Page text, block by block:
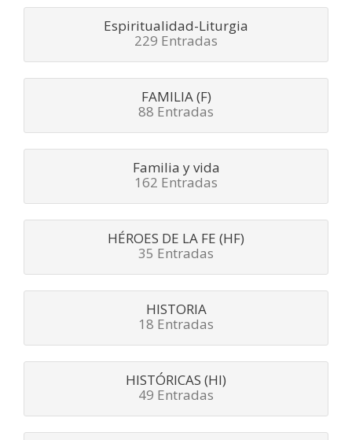
Espiritualidad-Liturgia
229 Entradas
FAMILIA (F)
88 Entradas
Familia y vida
162 Entradas
HÉROES DE LA FE (HF)
35 Entradas
HISTORIA
18 Entradas
HISTÓRICAS (HI)
49 Entradas